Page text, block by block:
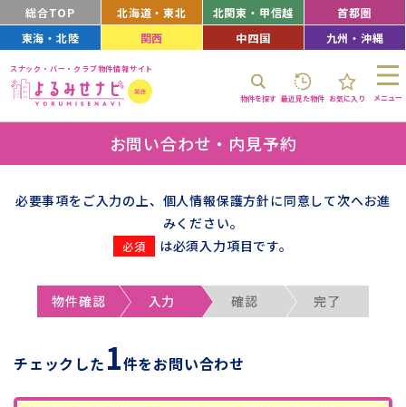
総合TOP 北海道・東北 北関東・甲信越
首都圏
東海・北陸
関西 中四国 九州・沖縄
スナック・バー・クラブ物件情報サイト
物件を探す 最近見た物件 お気に入り メニュー
お問い合わせ・内見予約
必要事項をご入力の上、個人情報保護方針に同意して次へお進
みください。
は必須入力項目です。
物件確認 入力 確認 完了
チェックした 1件をお問い合わせ